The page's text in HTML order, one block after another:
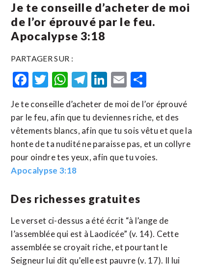
Je te conseille d’acheter de moi
de l’or éprouvé par le feu.
Apocalypse 3:18
PARTAGER SUR :
Facebook
Twitter
WhatsApp
Telegram
LinkedIn
Email
Je te conseille d’acheter de moi de l’or éprouvé
par le feu, afin que tu deviennes riche, et des
vêtements blancs, afin que tu sois vêtu et que la
honte de ta nudité ne paraisse pas, et un collyre
pour oindre tes yeux, afin que tu voies.
Apocalypse 3:18
Des richesses gratuites
Le verset ci-dessus a été écrit “à l’ange de
l’assemblée qui est à Laodicée” (v. 14). Cette
assemblée se croyait riche, et pourtant le
Seigneur lui dit qu’elle est pauvre (v. 17). Il lui